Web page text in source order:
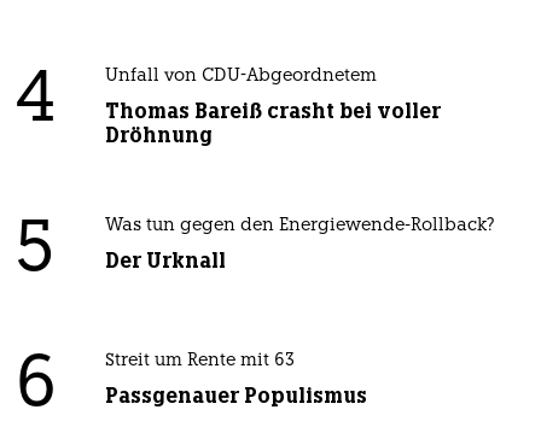
4 Unfall von CDU-Abgeordnetem
Thomas Bareiß crasht bei voller
Dröhnung
5 Was tun gegen den Energiewende-Rollback?
Der Urknall
6 Streit um Rente mit 63
Passgenauer Populismus